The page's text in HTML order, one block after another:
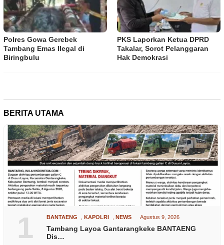
Polres Gowa Gerebek
Tambang Emas Ilegal di
Biringbulu
PKS Laporkan Ketua DPRD
Takalar, Sorot Pelanggaran
Hak Demokrasi
BERITA UTAMA
1 BANTAENG KAPOLRI NEWS Agustus 9, 2026
Tambang Layoa Gantarangkeke BANTAENG
Dis…